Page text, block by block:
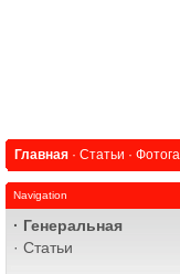
Главная · Статьи ·
Navigation
· Генеральная
· Статьи